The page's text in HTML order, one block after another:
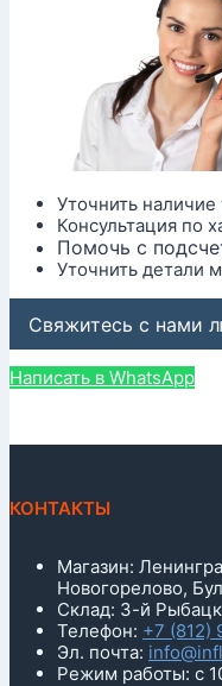
Уточнить наличие
Консультация по
Помочь с
Уточнить детали
Свяжитесь с нами
Написать в WhatsApp
КОНТАКТЫ
Магазин:
Новогорелово,
Склад: 3-й
Телефон: +7 (812)
Эл. почта:
Режим работы: с